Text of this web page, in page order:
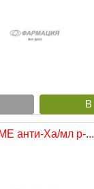
анти-Ха/мл р-...